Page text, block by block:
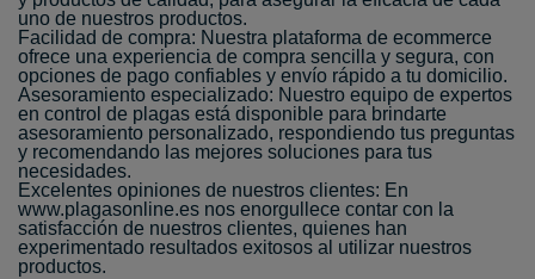
uno de nuestros productos.
Facilidad de compra: Nuestra plataforma de ecommerce
ofrece una experiencia de compra sencilla y segura, con
opciones de pago confiables y envío rápido a tu domicilio.
Asesoramiento especializado: Nuestro equipo de expertos
en control de plagas está disponible para brindarte
asesoramiento personalizado, respondiendo tus preguntas
y recomendando las mejores soluciones para tus
necesidades.
Excelentes opiniones de nuestros clientes: En
www.plagasonline.es nos enorgullece contar con la
satisfacción de nuestros clientes, quienes han
experimentado resultados exitosos al utilizar nuestros
productos.